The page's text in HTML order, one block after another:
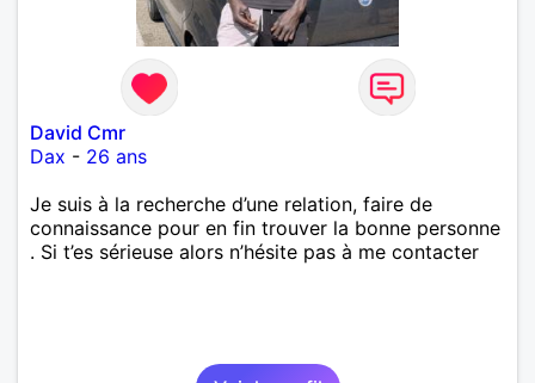
David Cmr
Dax - 26 ans
Je suis à la recherche d’une relation, faire de
connaissance pour en fin trouver la bonne personne
. Si t’es sérieuse alors n’hésite pas à me contacter